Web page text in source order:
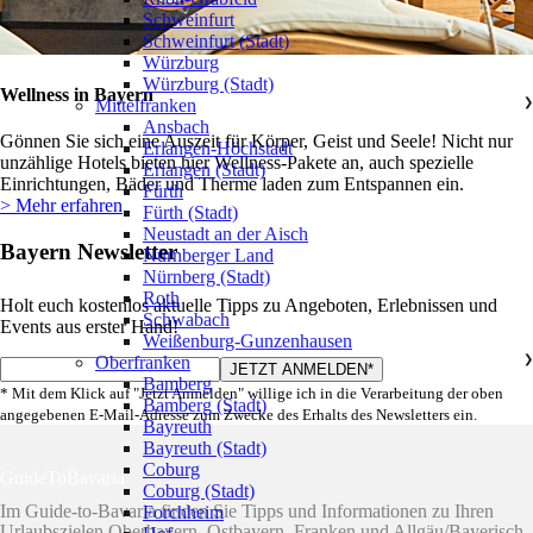
Wellness in Bayern
Gönnen Sie sich eine Auszeit für Körper, Geist und Seele! Nicht nur
unzählige Hotels bieten hier Wellness-Pakete an, auch spezielle
Einrichtungen, Bäder und Therme laden zum Entspannen ein.
> Mehr erfahren
Bayern Newsletter
Holt euch kostenlos aktuelle Tipps zu Angeboten, Erlebnissen und
Events aus erster Hand!
* Mit dem Klick auf "Jetzt Anmelden" willige ich in die Verarbeitung der oben
angegebenen E-Mail-Adresse zum Zwecke des Erhalts des Newsletters ein.
GuideToBavaria
Im Guide-to-Bavaria finden Sie Tipps und Informationen zu Ihren
Schweinfurt
Schweinfurt (Stadt)
Würzburg
Würzburg (Stadt)
Mittelfranken
❯
Ansbach
Erlangen-Höchstadt
Erlangen (Stadt)
Fürth
Fürth (Stadt)
Neustadt an der Aisch
Nürnberger Land
Nürnberg (Stadt)
Roth
Schwabach
Weißenburg-Gunzenhausen
Oberfranken
❯
Bamberg
Bamberg (Stadt)
Bayreuth
Bayreuth (Stadt)
Coburg
Coburg (Stadt)
Forchheim